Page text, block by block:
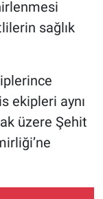
sağlık
ekipleri aynı
üzere Şehit